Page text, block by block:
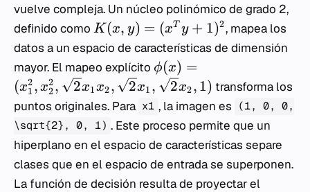
vuelve compleja. Un núcleo polinómico de grado 2,
definido como K (x, y) = (xT y + 1)2, mapea los
datos a un espacio de características de dimensión
mayor. El mapeo explícito ϕ(x) =
(x1
2, x2
2, 2x1x2, 2x1 , 2x2, 1) transforma los
puntos originales. Para x1 , la imagen es (1, 0, 0,
\sqrt{2}, 0, 1) . Este proceso permite que un
hiperplano en el espacio de características separe
clases que en el espacio de entrada se superponen.
La función de decisión resulta de proyectar el